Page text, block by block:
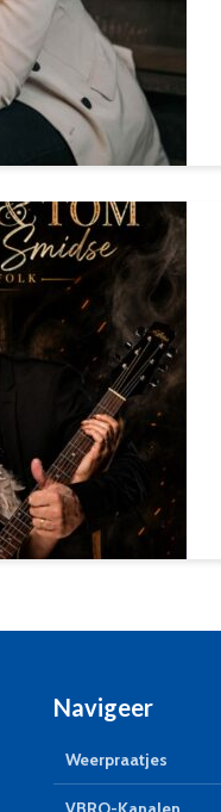
Navigeer
Weerpraatjes